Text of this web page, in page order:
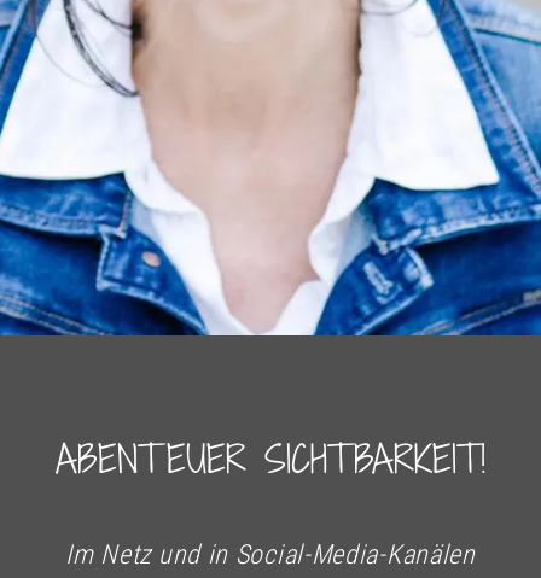
ABENTEUER SICHTBARKEIT!
Im Netz und in Social-Media-Kanälen